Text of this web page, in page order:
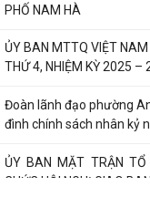
PHỐ NAM HÀ
ỦY BAN MTTQ VIỆT NAM
THỨ 4, NHIỆM KỲ 2025 –
Đoàn lãnh đạo phường
đình chính sách nhân kỷ
ỦY BAN MẶT TRẬN TỔ
CHỨC HỘI NGHỊ GIAO